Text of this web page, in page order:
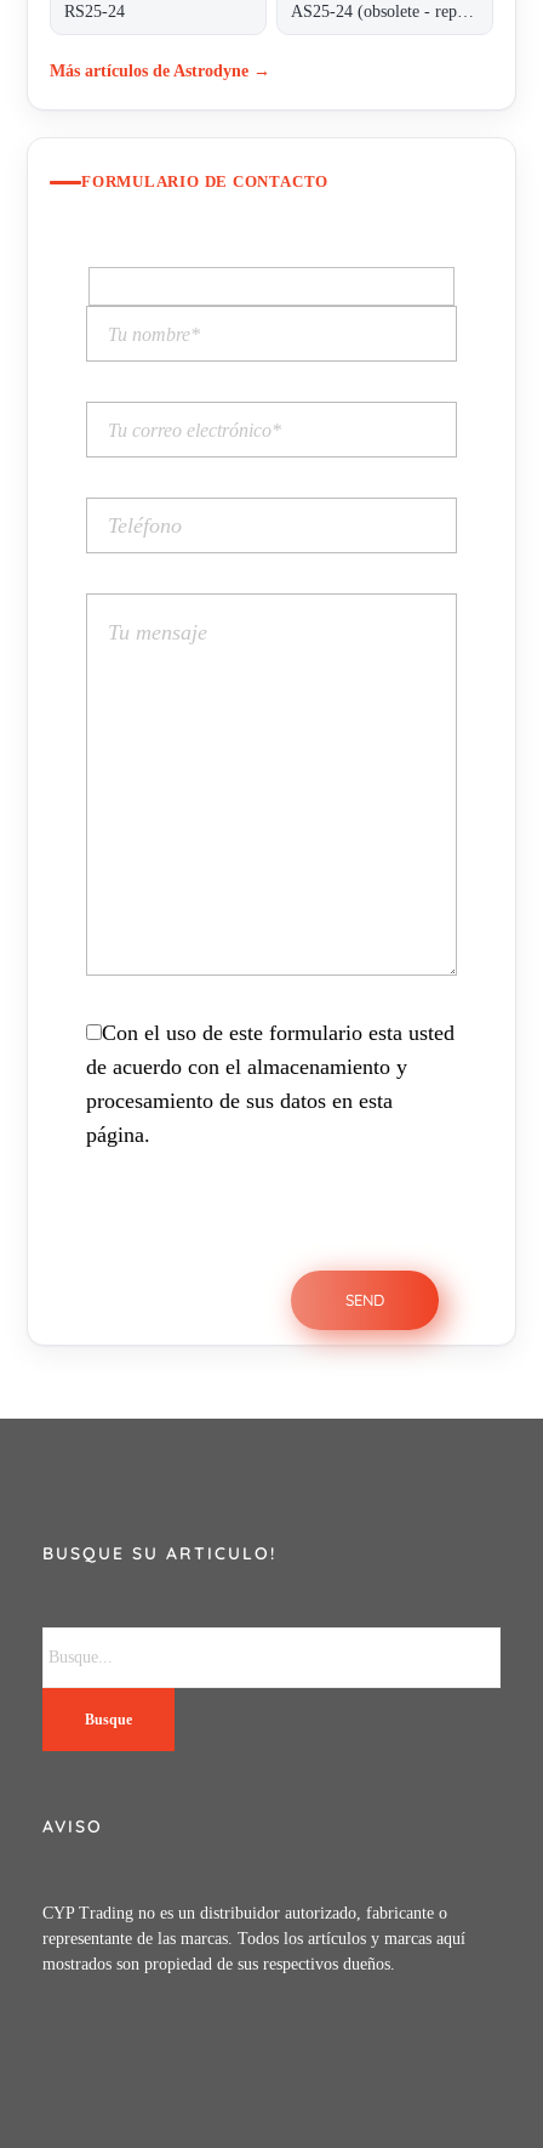
RS25-24
Más artículos de Astrodyne →
FORMULARIO DE CONTACTO
Con el uso de este formulario esta usted
de acuerdo con el almacenamiento y
procesamiento de sus datos en esta
página.
BUSQUE SU ARTICULO!
Busque
AVISO
CYP Trading no es un distribuidor autorizado, fabricante o
representante de las marcas. Todos los artículos y marcas aquí
mostrados son propiedad de sus respectivos dueños.